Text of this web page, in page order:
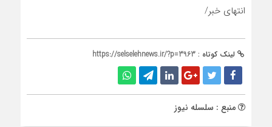
انتهای خبر/
لینک کوتاه : https://selselehnews.ir/?p=3963
منبع : سلسله نیوز